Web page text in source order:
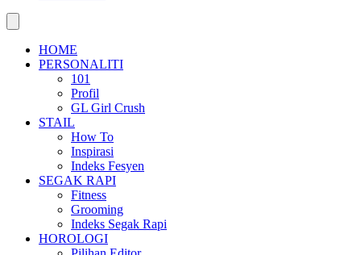
HOME
PERSONALITI
101
Profil
GL Girl Crush
STAIL
How To
Inspirasi
Indeks Fesyen
SEGAK RAPI
Fitness
Grooming
Indeks Segak Rapi
HOROLOGI